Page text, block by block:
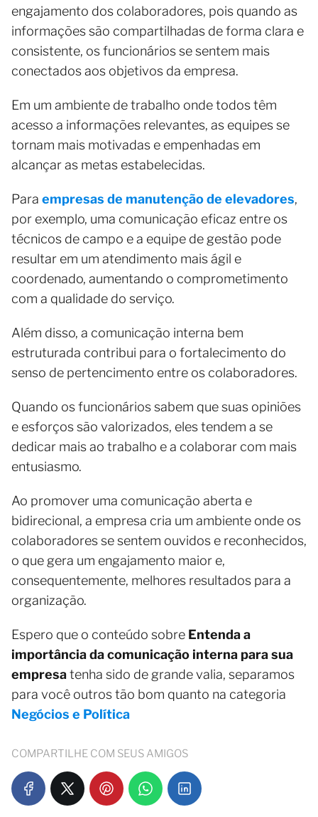
engajamento dos colaboradores, pois quando as
informações são compartilhadas de forma clara e
consistente, os funcionários se sentem mais
conectados aos objetivos da empresa.
Em um ambiente de trabalho onde todos têm
acesso a informações relevantes, as equipes se
tornam mais motivadas e empenhadas em
alcançar as metas estabelecidas.
Para empresas de manutenção de elevadores,
por exemplo, uma comunicação eficaz entre os
técnicos de campo e a equipe de gestão pode
resultar em um atendimento mais ágil e
coordenado, aumentando o comprometimento
com a qualidade do serviço.
Além disso, a comunicação interna bem
estruturada contribui para o fortalecimento do
senso de pertencimento entre os colaboradores.
Quando os funcionários sabem que suas opiniões
e esforços são valorizados, eles tendem a se
dedicar mais ao trabalho e a colaborar com mais
entusiasmo.
Ao promover uma comunicação aberta e
bidirecional, a empresa cria um ambiente onde os
colaboradores se sentem ouvidos e reconhecidos,
o que gera um engajamento maior e,
consequentemente, melhores resultados para a
organização.
Espero que o conteúdo sobre Entenda a
importância da comunicação interna para sua
empresatenha sido de grande valia, separamos
para você outros tão bom quanto na categoria
Negócios e Política
COMPARTILHE COM SEUS AMIGOS